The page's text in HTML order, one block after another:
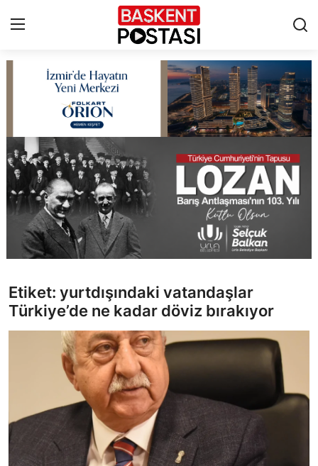
Çerez Politikası
Künye
Ankara
TBMM
Cumhurbaşkanlığı
Bakanlıklar
Siyasi Partiler
Mülki İdare
Toplum ve Yaşam
Etiket: yurtdışındaki vatandaşlar
Türkiye’de ne kadar döviz bırakıyor